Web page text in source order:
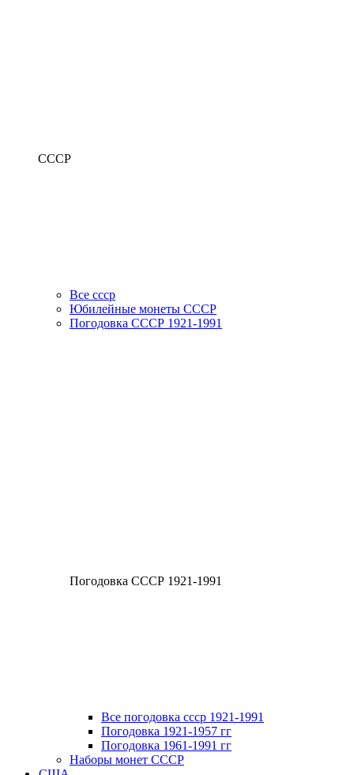
СССР
Все ссср
Юбилейные монеты СССР
Погодовка СССР 1921-1991
Погодовка СССР 1921-1991
Все погодовка ссср 1921-1991
Погодовка 1921-1957 гг
Погодовка 1961-1991 гг
Наборы монет СССР